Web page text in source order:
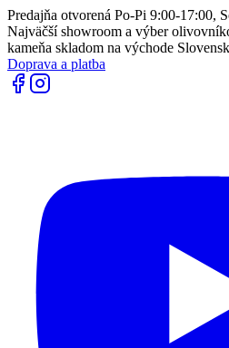
Predajňa otvorená Po-Pi 9:00-17:00,
Najväčší showroom a výber
kameňa skladom na východe
Doprava a platba